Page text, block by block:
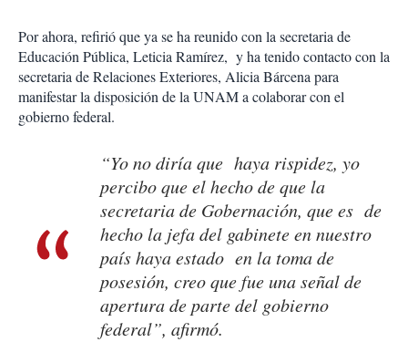
Por ahora, refirió que ya se ha reunido con la secretaria de
Educación Pública, Leticia Ramírez, y ha tenido contacto con la
secretaria de Relaciones Exteriores, Alicia Bárcena para
manifestar la disposición de la UNAM a colaborar con el
gobierno federal.
“Yo no diría que haya rispidez, yo
percibo que el hecho de que la
secretaria de Gobernación, que es de
hecho la jefa del gabinete en nuestro
país haya estado en la toma de
posesión, creo que fue una señal de
apertura de parte del gobierno
federal”, afirmó.